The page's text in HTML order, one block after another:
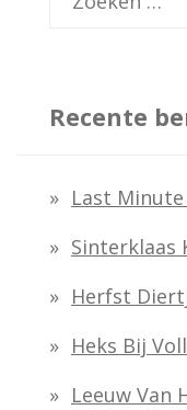
k
n
a
r
:
Recente
Last
Sinterklaas
Herfst
Heks Bij
Leeuw Van